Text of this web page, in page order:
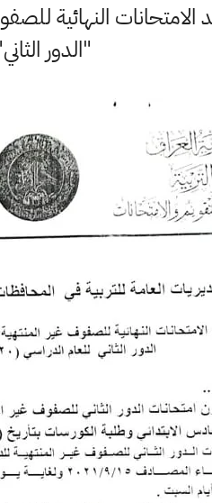
الامتحانات النهائية
"الدور